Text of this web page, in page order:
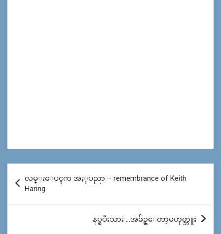
navigation
လမ္းေပၚက အႏုပညာ – remembrance of Keith
Haring
နပ္ၿပီးသား …အခ်ဥ္ေတာ့မဟုတ္ဘူး